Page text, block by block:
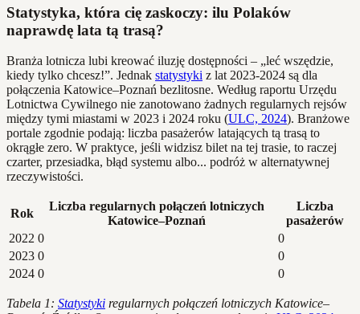
Statystyka, która cię zaskoczy: ilu Polaków
naprawdę lata tą trasą?
Branża lotnicza lubi kreować iluzję dostępności – „leć wszędzie,
kiedy tylko chcesz!”. Jednak statystyki z lat 2023-2024 są dla
połączenia Katowice–Poznań bezlitosne. Według raportu Urzędu
Lotnictwa Cywilnego nie zanotowano żadnych regularnych rejsów
między tymi miastami w 2023 i 2024 roku (ULC, 2024). Branżowe
portale zgodnie podają: liczba pasażerów latających tą trasą to
okrągłe zero. W praktyce, jeśli widzisz bilet na tej trasie, to raczej
czarter, przesiadka, błąd systemu albo... podróż w alternatywnej
rzeczywistości.
Rok
Liczba regularnych połączeń lotniczych
Katowice–Poznań
Liczba
pasażerów
2022 0
0
2023 0
0
2024 0 0
Tabela 1: Statystyki regularnych połączeń lotniczych Katowice–